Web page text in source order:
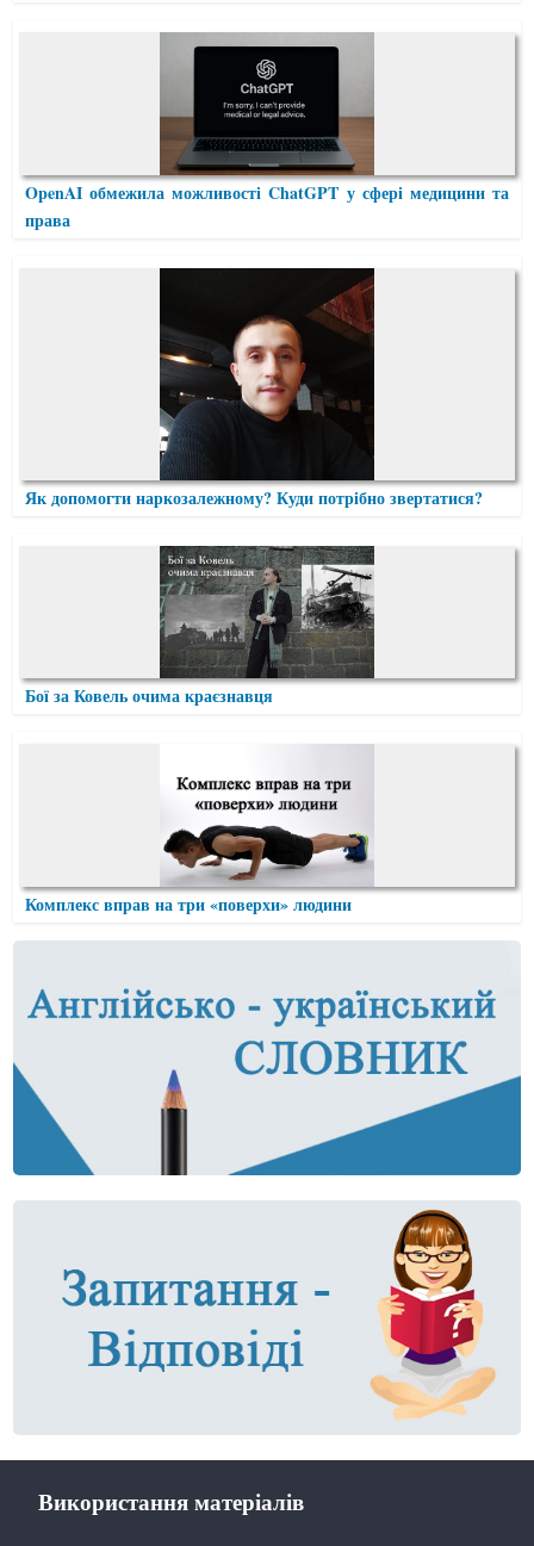
OpenAI обмежила можливості ChatGPT у сфері медицини та
права
Як допомогти наркозалежному? Куди потрібно звертатися?
Бої за Ковель очима краєзнавця
Комплекс вправ на три «поверхи» людини
Використання матеріалів